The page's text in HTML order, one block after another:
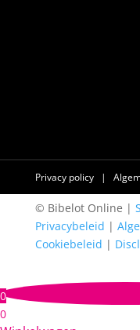
Privacy policy |
© Bibelot Online |
Privacybeleid |
Cookiebeleid |
0
0